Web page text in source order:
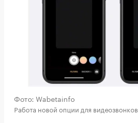
Фото: Wabetainfo
Работа новой опции для видеозвонков